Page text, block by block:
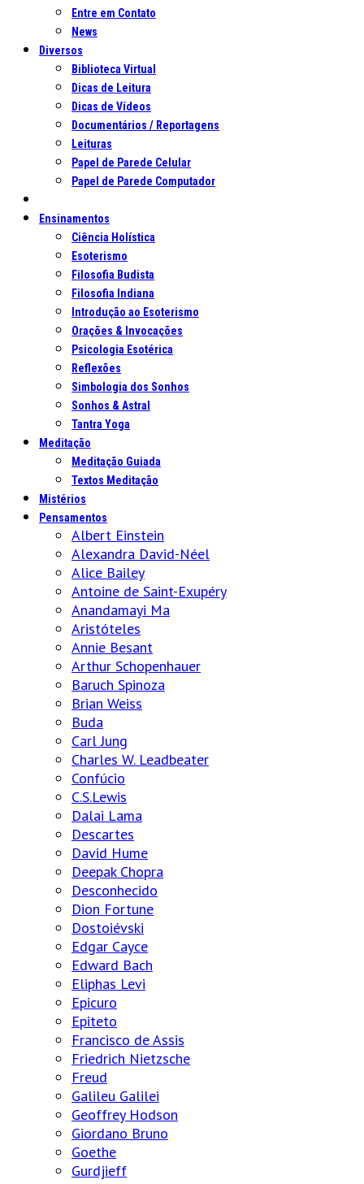
Entre em Contato
News
Diversos
Biblioteca Virtual
Dicas de Leitura
Dicas de Vídeos
Documentários / Reportagens
Leituras
Papel de Parede Celular
Papel de Parede Computador
Ensinamentos
Ciência Holística
Esoterismo
Filosofia Budista
Filosofia Indiana
Introdução ao Esoterismo
Orações & Invocações
Psicologia Esotérica
Reflexões
Simbologia dos Sonhos
Sonhos & Astral
Tantra Yoga
Meditação
Meditação Guiada
Textos Meditação
Mistérios
Pensamentos
Albert Einstein
Alexandra David-Néel
Alice Bailey
Antoine de Saint-Exupéry
Anandamayi Ma
Aristóteles
Annie Besant
Arthur Schopenhauer
Baruch Spinoza
Brian Weiss
Buda
Carl Jung
Charles W. Leadbeater
Confúcio
C.S.Lewis
Dalai Lama
Descartes
David Hume
Deepak Chopra
Desconhecido
Dion Fortune
Dostoiévski
Edgar Cayce
Edward Bach
Eliphas Levi
Epicuro
Epiteto
Francisco de Assis
Friedrich Nietzsche
Freud
Galileu Galilei
Geoffrey Hodson
Giordano Bruno
Goethe
Gurdjieff